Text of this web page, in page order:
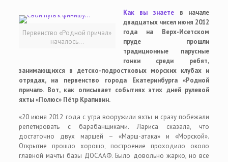
Первенство «Родной причал»
началось…
Как вы знаете в начале
двадцатых чисел июня 2012
года на Верх-Исетском
пруде прошли
традиционные парусные
гонки среди ребят,
занимающихся в детско-подростковых морских клубах и
отрядах, на первенство города Екатеринбурга «Родной
причал». Вот, как описывает событиях этих дней рулевой
яхты «Полюс» Пётр Крапивин.
«20 июня 2012 года с утра вооружили яхты и сразу побежали
репетировать с барабанщиками. Лариса сказала, что
достаточно двух маршей – «Марш-атака» и «Морской».
Открытие прошло хорошо, построение проходило около
главной мачты базы ДОСААФ. Было довольно жарко, но все